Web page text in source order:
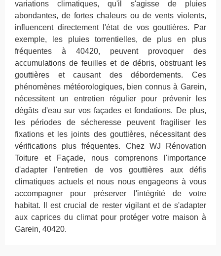
variations climatiques, qu'il s'agisse de pluies
abondantes, de fortes chaleurs ou de vents violents,
influencent directement l'état de vos gouttières. Par
exemple, les pluies torrentielles, de plus en plus
fréquentes à 40420, peuvent provoquer des
accumulations de feuilles et de débris, obstruant les
gouttières et causant des débordements. Ces
phénomènes météorologiques, bien connus à Garein,
nécessitent un entretien régulier pour prévenir les
dégâts d'eau sur vos façades et fondations. De plus,
les périodes de sécheresse peuvent fragiliser les
fixations et les joints des gouttières, nécessitant des
vérifications plus fréquentes. Chez WJ Rénovation
Toiture et Façade, nous comprenons l'importance
d'adapter l'entretien de vos gouttières aux défis
climatiques actuels et nous nous engageons à vous
accompagner pour préserver l'intégrité de votre
habitat. Il est crucial de rester vigilant et de s'adapter
aux caprices du climat pour protéger votre maison à
Garein, 40420.